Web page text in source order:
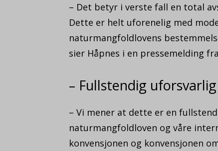
– Det betyr i verste fall en total
Dette er helt uforenelig med
naturmangfoldlovens
sier Håpnes i en pressemelding
– Fullstendig uforsvarlig
– Vi mener at dette er en
naturmangfoldloven og våre
konvensjonen og konvensjonen